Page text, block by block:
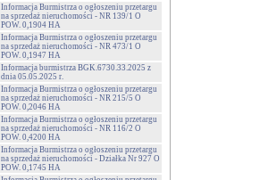
Informacja Burmistrza o ogłoszeniu przetargu
na sprzedaż nieruchomości - NR 139/1 O
POW. 0,1904 HA
Informacja Burmistrza o ogłoszeniu przetargu
na sprzedaż nieruchomości - NR 473/1 O
POW. 0,1947 HA
Informacja burmistrza BGK.6730.33.2025 z
dnia 05.05.2025 r.
Informacja Burmistrza o ogłoszeniu przetargu
na sprzedaż nieruchomości - NR 215/5 O
POW. 0,2046 HA
Informacja Burmistrza o ogłoszeniu przetargu
na sprzedaż nieruchomości - NR 116/2 O
POW. 0,4200 HA
Informacja Burmistrza o ogłoszeniu przetargu
na sprzedaż nieruchomości - Działka Nr 927 O
POW. 0,1745 HA